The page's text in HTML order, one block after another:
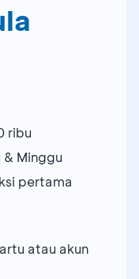
ribu
Minggu
pertama
atau akun